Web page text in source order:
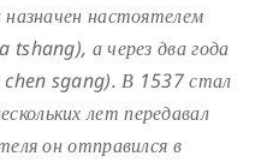
настоятелем
а через два года
sgang). В 1537 стал
лет передавал
он отправился в